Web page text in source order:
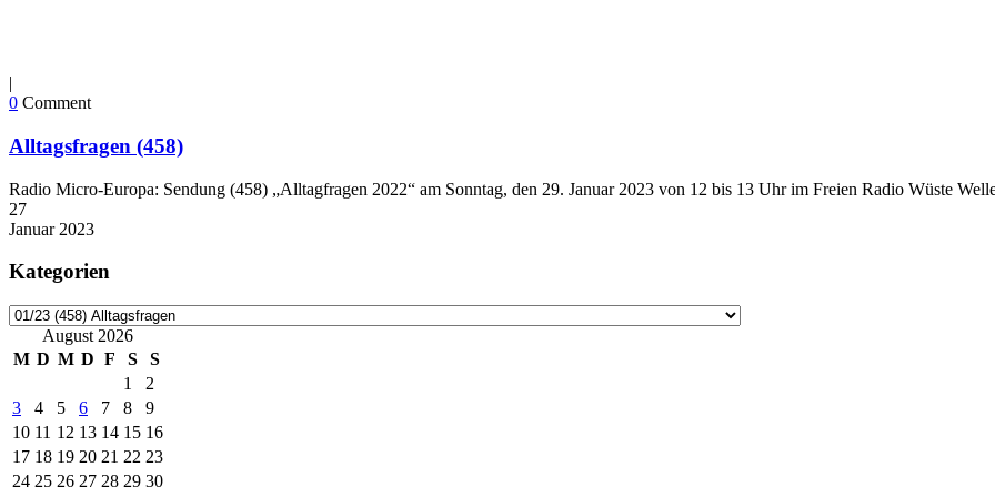
|
0 Comment
Alltagsfragen (458)
Radio Micro-Europa: Sendung (458) „Alltagfragen 2022“ am Sonntag, den 29. Januar 2023 von 12 bis 13 Uhr im Freien Radio Wüste
27
Januar 2023
Kategorien
Kategorien
August 2026
M D M D F S
S
1
2
3
4 5 6 7 8
9
10 11 12 13 14 15 16
17 18 19 20 21 22 23
24 25 26 27 28 29 30